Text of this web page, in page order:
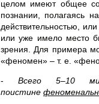
целом имеют общее
познании, полагаясь
действительностью,
или уже имело место
зрения. Для примера
«феномен» – т. е.
- Всего 5–10
поистине